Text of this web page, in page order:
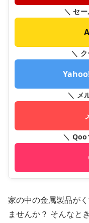
＼ セ
＼
＼ メ
＼
家の中の金属製品が
ませんか？ そんなとき